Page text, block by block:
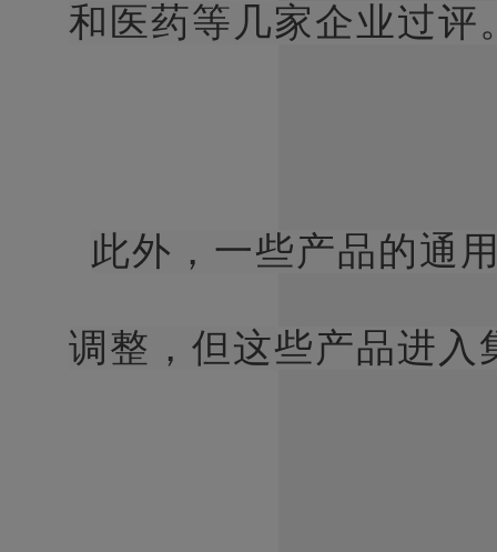
和医药等几家企业过评
此外，一些产品的通
调整，但这些产品进入